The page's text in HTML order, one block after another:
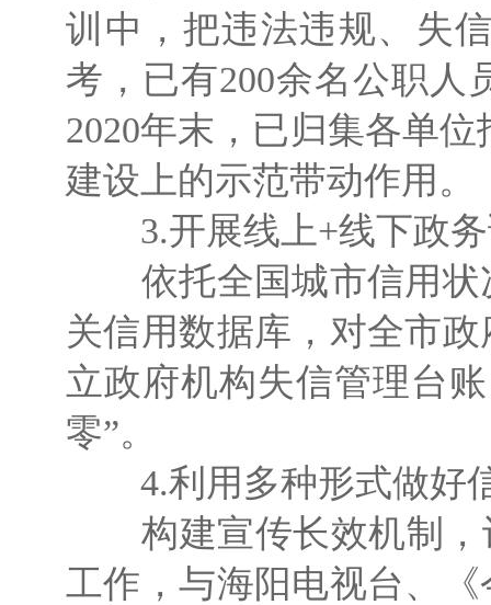
训中，把违法违规、失
考，已有200余名公职人
2020年末，已归集各单
建设上的示范带动作用。
3.开展线上+线下政务
依托全国城市信用状
关信用数据库，对全市
立政府机构失信管理台
零”。
4.利用多种形式做好
构建宣传长效机制，
工作，与海阳电视台、